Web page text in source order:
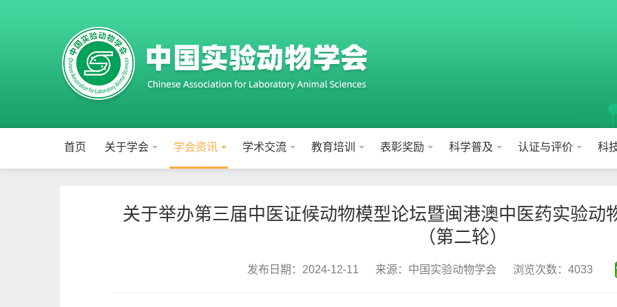
首页 关于学会 学会资讯 学术交流 教育培训 表彰奖励 科学普及 认证与评价 科
关于举办第三届中医证候动物模型论坛暨闽港澳中医药实验动
（第二轮）
发布日期：2024-12-11 来源：中国实验动物学会 浏览次数：4033